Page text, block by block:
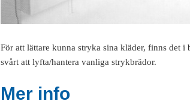
För att lättare kunna stryka sina kläder, finns det
svårt att lyfta/hantera vanliga strykbrädor.
Mer info